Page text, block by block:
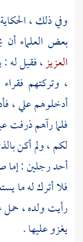
وفي ذلك ،
بعض العلماء
العزيز، فقيل له :
، وتركتهم
أدخلوهم علي ،
فلما رآهم ذرفت
لكم ، ولم أكن
أحد رجلين : إما
فلا أترك له ما
رأيت ولده ، حمل
يغزو عليها .